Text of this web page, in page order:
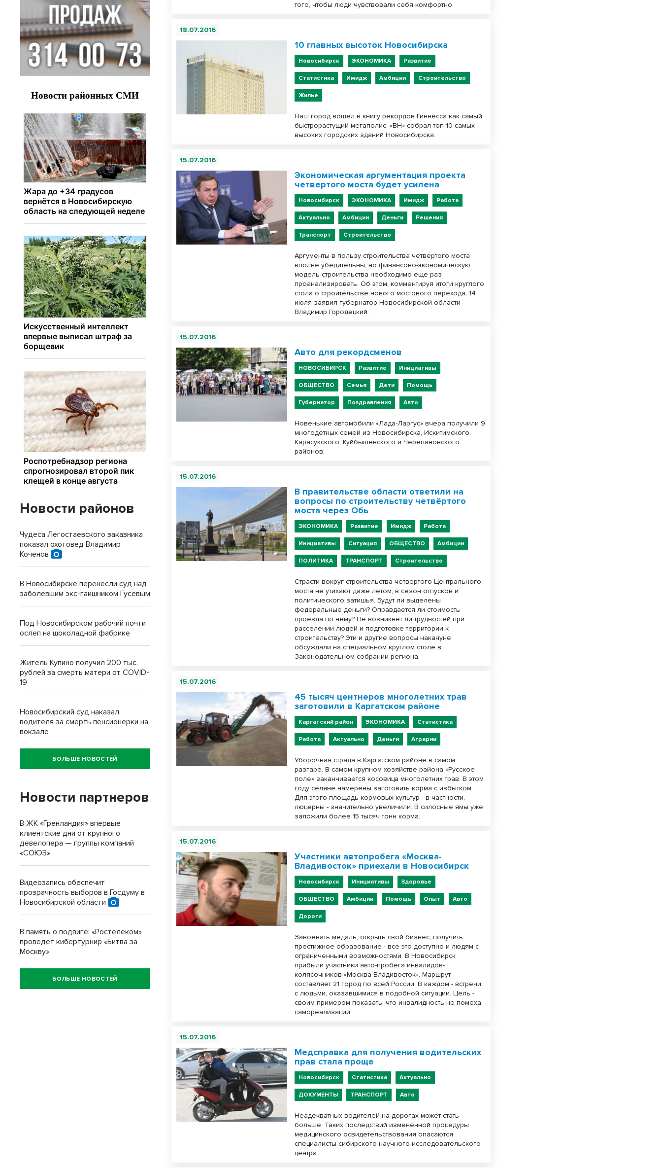
того, чтобы люди чувствовали себя комфортно.
18.07.2016
10 главных высоток Новосибирска
Новосибирск ЭКОНОМИКА Развитие
Статистика Имидж Амбиции Строительство
Жилье
Наш город вошел в книгу рекордов Гиннесса как самый
быстрорастущий мегаполис. «ВН» собрал топ-10 самых
высоких городских зданий Новосибирска.
15.07.2016
Экономическая аргументация проекта
четвертого моста будет усилена
Новосибирск ЭКОНОМИКА Имидж Работа
Актуально Амбиции Деньги Решения
Транспорт Строительство
Аргументы в пользу строительства четвертого моста
вполне убедительны, но финансово-экономическую
модель строительства необходимо еще раз
проанализировать. Об этом, комментируя итоги круглого
стола о строительстве нового мостового перехода, 14
июля заявил губернатор Новосибирской области
Владимир Городецкий.
15.07.2016
Авто для рекордсменов
НОВОСИБИРСК Развитие Инициативы
ОБЩЕСТВО Семья Дети Помощь
Губернатор Поздравления Авто
Новенькие автомобили «Лада-Ларгус» вчера получили 9
многодетных семей из Новосибирска, Искитимского,
Карасукского, Куйбышевского и Черепановского
районов.
15.07.2016
В правительстве области ответили на
вопросы по строительству четвёртого
моста через Обь
ЭКОНОМИКА Развитие Имидж Работа
Инициативы Ситуация ОБЩЕСТВО Амбиции
ПОЛИТИКА ТРАНСПОРТ Строительство
Страсти вокруг строительства четвертого Центрального
моста не утихают даже летом, в сезон отпусков и
политического затишья. Будут ли выделены
федеральные деньги? Оправдается ли стоимость
проезда по нему? Не возникнет ли трудностей при
расселении людей и подготовке территории к
строительству? Эти и другие вопросы накануне
обсуждали на специальном круглом столе в
Законодательном собрании региона.
15.07.2016
45 тысяч центнеров многолетних трав
заготовили в Каргатском районе
Каргатский район ЭКОНОМИКА Статистика
Работа Актуально Деньги Аграрии
Уборочная страда в Каргатском районе в самом
разгаре. В самом крупном хозяйстве района «Русское
поле» заканчивается косовица многолетних трав. В этом
году селяне намерены заготовить корма с избытком.
Для этого площадь кормовых культур - в частности,
люцерны - значительно увеличили. В силосные ямы уже
заложили более 15 тысяч тонн корма.
15.07.2016
Участники автопробега «Москва-
Владивосток» приехали в Новосибирск
Новосибирск Инициативы Здоровье
ОБЩЕСТВО Амбиции Помощь Опыт Авто
Дороги
Завоевать медаль, открыть свой бизнес, получить
престижное образование - все это доступно и людям с
ограниченными возможностями. В Новосибирск
прибыли участники авто-пробега инвалидов-
колясочников «Москва-Владивосток». Маршрут
составляет 21 город по всей России. В каждом - встречи
с людьми, оказавшимися в подобной ситуации. Цель -
своим примером показать, что инвалидность не помеха
самореализации.
15.07.2016
Медсправка для получения водительских
прав стала проще
Новосибирск Статистика Актуально
ДОКУМЕНТЫ ТРАНСПОРТ Авто
Неадекватных водителей на дорогах может стать
больше. Таких последствий измененной процедуры
медицинского освидетельствования опасаются
специалисты сибирского научного-исследовательского
центра.
Новости районов
Чудеса Легостаевского заказника
показал охотовед Владимир
Коченов
В Новосибирске перенесли суд над
заболевшим экс-гаишником Гусевым
Под Новосибирском рабочий почти
ослеп на шоколадной фабрике
Житель Купино получил 200 тыс.
рублей за смерть матери от COVID-
19
Новосибирский суд наказал
водителя за смерть пенсионерки на
вокзале
БОЛЬШЕ НОВОСТЕЙ
Новости партнеров
В ЖК «Гренландия» впервые
клиентские дни от крупного
девелопера — группы компаний
«СОЮЗ»
Видеозапись обеспечит
прозрачность выборов в Госдуму в
Новосибирской области
В память о подвиге: «Ростелеком»
проведет кибертурнир «Битва за
Москву»
БОЛЬШЕ НОВОСТЕЙ